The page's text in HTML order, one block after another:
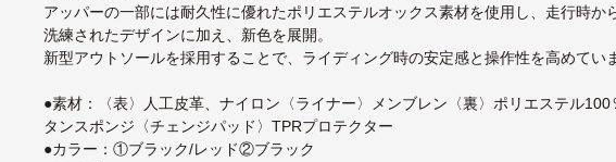
アッパーの一部には耐久性に優れたポリエステルオックス素材を使用し、走行時か
洗練されたデザインに加え、新色を展開。
新型アウトソールを採用することで、ライディング時の安定感と操作性を高めてい
●素材：〈表〉人工皮革、ナイロン〈ライナー〉メンブレン〈裏〉ポリエステル
タンスポンジ〈チェンジパッド〉TPRプロテクター
●カラー：①ブラック/レッド②ブラック